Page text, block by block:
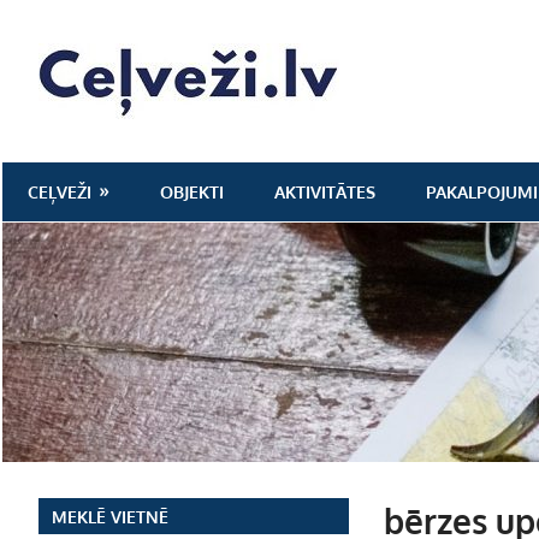
content
CEĻVEŽI OBJEKTI AKTIVITĀTES PAKALPOJUMI
bērzes
MEKLĒ VIETNĒ